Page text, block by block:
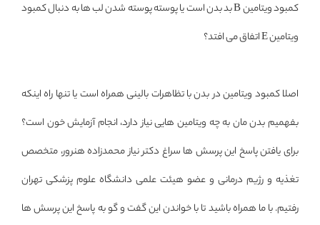
کمبود ویتامین B بد بدن است یا پوسته پوسته شدن لب ها به دنبال کمبود
ویتامین E اتفاق می افتد؟
اصلا کمبود ویتامین در بدن با تظاهرات بالینی همراه است یا تنها راه اینکه
بفهمیم بدن مان به چه ویتامین هایی نیاز دارد، انجام آزمایش خون است؟
برای یافتن پاسخ این پرسش ها سراغ دکتر نیاز محمدزاده هنرور، متخصص
تغذیه و رژیم درمانی و عضو هیئت علمی دانشگاه علوم پزشکی تهران
رفتیم. با ما همراه باشید تا با خواندن این گفت و گو به پاسخ این پرسش ها